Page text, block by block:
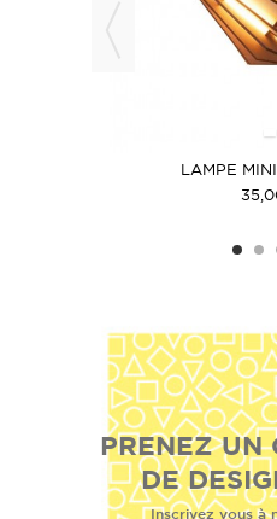
LAMPE
PRENEZ UN
DE
Inscrivez vous à